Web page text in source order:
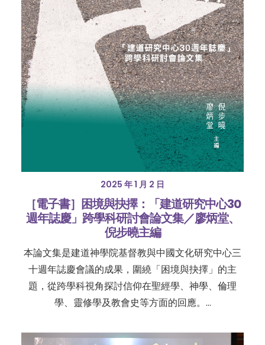
2025 年 1 月 2 日
［電子書］困境與抉擇：「建道研究中心30
週年誌慶」跨學科研討會論文集／廖炳堂、
倪步曉主編
本論文集是建道神學院基督教與中國文化研究中心三
十週年誌慶會議的成果，圍繞「困境與抉擇」的主
題，從跨學科視角探討信仰在聖經學、神學、倫理
學、靈修學及教會史等方面的回應。…